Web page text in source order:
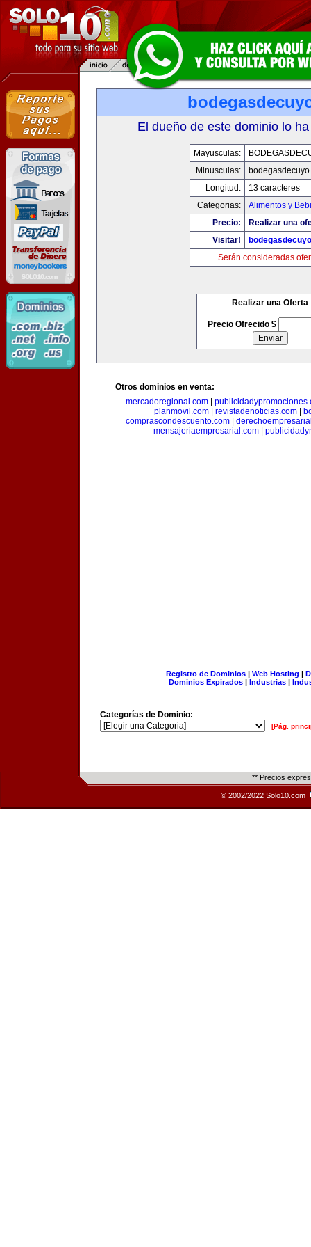
El dueño de este dominio lo
Mayusculas:
Minusculas:
Longitud:
13 caracteres
Categorias:
Alimentos y
Precio:
Realizar una
Visitar!
Serán consideradas
Realizar una Oferta
Precio Ofrecido $
Otros dominios en venta:
mercadoregional.com
planmovil.com| revistadenoticias.com|
comprascondescuento.com
mensajeriaempresarial.com|
Registro de Dominios| Web Hosting |
Dominios Expirados | Industrias |
Categorías de Dominio:
[Pág.
** Precios
© 2002/2022 Solo10.com